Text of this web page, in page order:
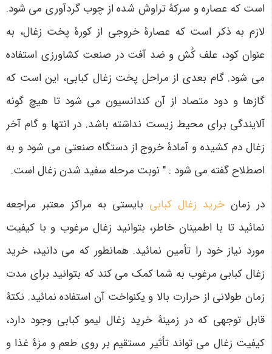
است که عصاره و سرکۀ تراوش شده از چوب گردآوری می شود.
لازم به ذکر است که عصارۀ خروجی از کورۀ پخت زغال، به
عنوان کود، علف کُش و ضد آفت در صنعت کشاورزی استفاده
می شود. گام بعدی از مراحل پخت زغال کبابی، این است که
گازها و دود متصاد از آن کندانسیون می شود تا هیچ گونه
آلایندگی برای محیط زیست نداشته باشد. در انتها و گام آخر
زغال دم کشیده و آمادۀ خروج از دستگاه صنعتی می شود و به
اصطلاح گفته می شود : " نوبت مرحله سفید شدن زغال است.
در زمان خرید زغال کبابی بایستی به مراکز معتبر مراجعه
نمائید تا با اطمینان خاطر، بتوانید زغال مرغوب و با کیفیت
مورد نیاز خود را تأمین نمائید. همانطور که می دانید، خرید
زغال کبابی مرغوب به شما کمک می کند که بتوانید برای مدت
زمان طولانی از حرارت بالا و یکنواخت آن استفاده نمائید. نکتۀ
قابل توجهی که در زمینۀ خرید زغال لیمو کبابی وجود دارد،
کیفیت زغال می تواند تأثیر مستقیم بر روی طعم و مزۀ غذا و